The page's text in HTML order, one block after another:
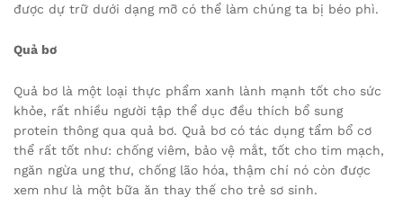
được dự trữ dưới dạng mỡ có thể làm chúng ta bị béo phì.
Quả bơ
Quả bơ là một loại thực phẩm xanh lành mạnh tốt cho sức
khỏe, rất nhiều người tập thể dục đều thích bổ sung
protein thông qua quả bơ. Quả bơ có tác dụng tẩm bổ cơ
thể rất tốt như: chống viêm, bảo vệ mắt, tốt cho tim mạch,
ngăn ngừa ung thư, chống lão hóa, thậm chí nó còn được
xem như là một bữa ăn thay thế cho trẻ sơ sinh.